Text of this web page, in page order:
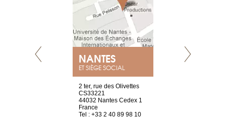
NANTES
ET SIÈGE SOCIAL
2 ter, rue des Olivettes
CS33221
44032 Nantes Cedex 1
France
Tel : +33 2 40 89 98 10